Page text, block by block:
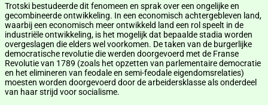
Trotski bestudeerde dit fenomeen en sprak over een ongelijke en
gecombineerde ontwikkeling. In een economisch achtergebleven land,
waarbij een economisch meer ontwikkeld land een rol speelt in de
industriële ontwikkeling, is het mogelijk dat bepaalde stadia worden
overgeslagen die elders wel voorkomen. De taken van de burgerlijke
democratische revolutie die werden doorgevoerd met de Franse
Revolutie van 1789 (zoals het opzetten van parlementaire democratie
en het elimineren van feodale en semi-feodale eigendomsrelaties)
moesten worden doorgevoerd door de arbeidersklasse als onderdeel
van haar strijd voor socialisme.